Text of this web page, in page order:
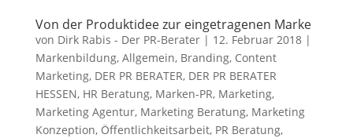
Von der Produktidee zur eingetragenen Marke
von Dirk Rabis - Der PR-Berater| 12. Februar 2018|
Markenbildung, Allgemein, Branding, Content
Marketing, DER PR BERATER, DER PR BERATER
HESSEN, HR Beratung, Marken-PR, Marketing,
Marketing Agentur, Marketing Beratung, Marketing
Konzeption, Öffentlichkeitsarbeit, PR Beratung,